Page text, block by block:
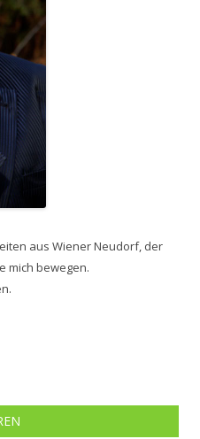
aus Wiener Neudorf, der
mich bewegen.